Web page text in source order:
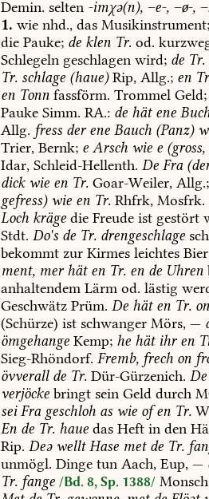
Demin. selten -imχə(n), –e-, –ø-,
1. wie nhd., das
die Pauke; de klen Tr. od.
Schlegeln geschlagen wird; de Tr.
Tr. schlage (haue)Rip, Allg.; en
en Tonn fassförm. Trommel Geld;
Pauke Simm. RA.: de hätene
Allg. fress derene Bauch (Panz)
Trier, Bernk; e Arsch wie e (gross,
Idar, Schleid-Hellenth. De Fra
dickwie en Tr. Goar-Weiler, Allg.;
gefress)wie en Tr. Rhfrk, Mosfrk.
Loch kräge die Freude ist gestört
Stdt. Do's de Tr. drengeschlage
bekommt zur Kirmes leichtes Bier
ment, merhäten Tr. en de Uhren
anhaltendem Lärm od. lästig
Geschwätz Prüm. De häten Tr.
(Schürze) ist schwanger Mörs, —
ömgehange Kemp; he hätihren
Sieg-Rhöndorf. Fremb, frech on
övverallde Tr. Dür-Gürzenich. De
verjöcke bringt sein Geld durch
seiFrageschloh as wie ofen Tr.
En de Tr. haue das Heft in den
Rip. DeəwelltHase metde Tr.
unmögl. Dinge tun Aach, Eup, —
Tr. fange /Bd. 8, Sp. 1388/